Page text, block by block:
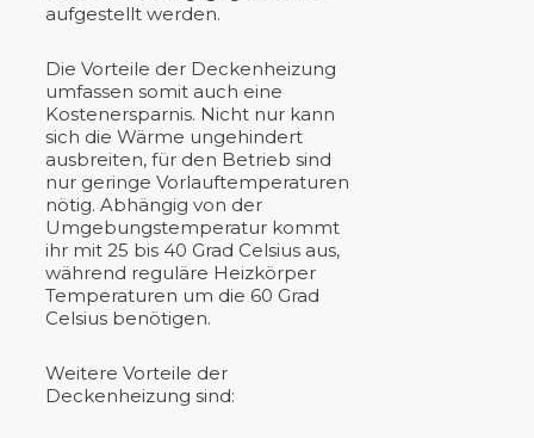
aufgestellt werden.
Die Vorteile der Deckenheizung
umfassen somit auch eine
Kostenersparnis. Nicht nur kann
sich die Wärme ungehindert
ausbreiten, für den Betrieb sind
nur geringe Vorlauftemperaturen
nötig. Abhängig von der
Umgebungstemperatur kommt
ihr mit 25 bis 40 Grad Celsius aus,
während reguläre Heizkörper
Temperaturen um die 60 Grad
Celsius benötigen.
Weitere Vorteile der
Deckenheizung sind: